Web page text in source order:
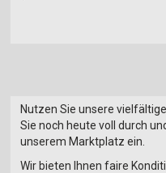
Nutzen Sie unsere
Sie noch heute voll durch
unserem Marktplatz ein.
Wir bieten Ihnen faire